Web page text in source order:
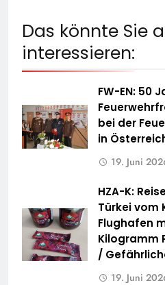
Das könnte Sie
interessieren:
FW-EN: 50
bei der
in
19. Juni
HZA-K:
Türkei vom
Flughafen
Kilogramm
/
19. Juni